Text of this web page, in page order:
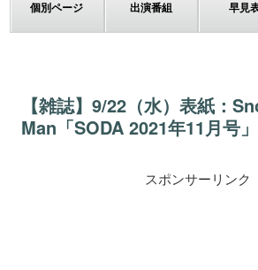
個別ページ
出演番組
早見
【雑誌】9/22（水）表紙：
Man「SODA 2021年11月号
スポンサーリンク